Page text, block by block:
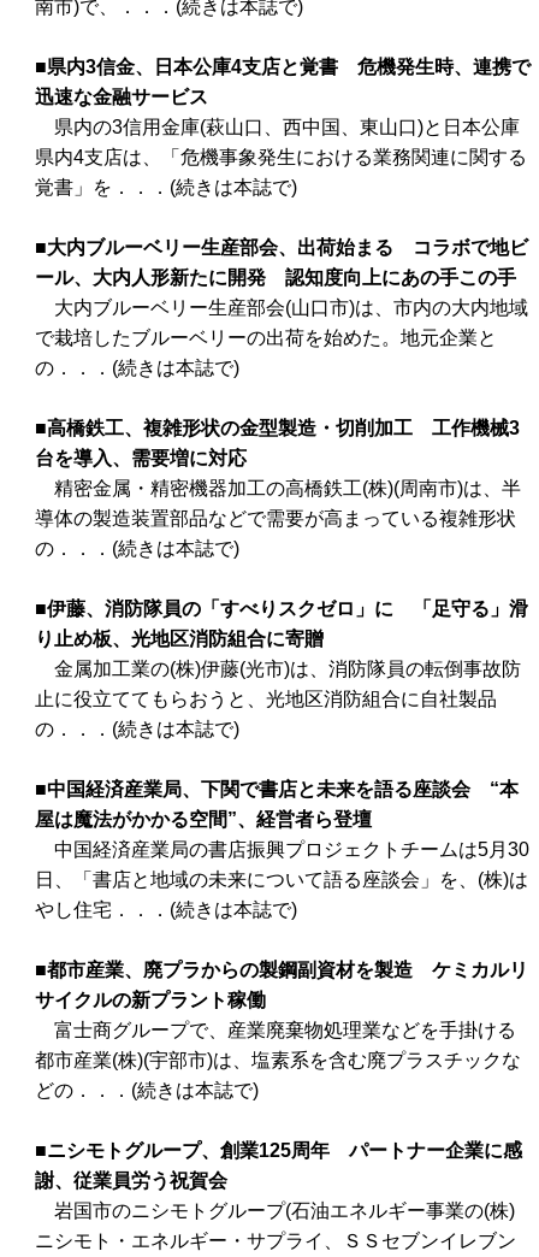
南市)で、．．．(続きは本誌で)
■県内3信金、日本公庫4支店と覚書 危機発生時、連携で
迅速な金融サービス
県内の3信用金庫(萩山口、西中国、東山口)と日本公庫
県内4支店は、「危機事象発生における業務関連に関する
覚書」を．．．(続きは本誌で)
■大内ブルーベリー生産部会、出荷始まる コラボで地ビ
ール、大内人形新たに開発 認知度向上にあの手この手
大内ブルーベリー生産部会(山口市)は、市内の大内地域
で栽培したブルーベリーの出荷を始めた。地元企業と
の．．．(続きは本誌で)
■高橋鉄工、複雑形状の金型製造・切削加工 工作機械3
台を導入、需要増に対応
精密金属・精密機器加工の高橋鉄工(株)(周南市)は、半
導体の製造装置部品などで需要が高まっている複雑形状
の．．．(続きは本誌で)
■伊藤、消防隊員の「すべりスクゼロ」に 「足守る」滑
り止め板、光地区消防組合に寄贈
金属加工業の(株)伊藤(光市)は、消防隊員の転倒事故防
止に役立ててもらおうと、光地区消防組合に自社製品
の．．．(続きは本誌で)
■中国経済産業局、下関で書店と未来を語る座談会 “本
屋は魔法がかかる空間”、経営者ら登壇
中国経済産業局の書店振興プロジェクトチームは5月30
日、「書店と地域の未来について語る座談会」を、(株)は
やし住宅．．．(続きは本誌で)
■都市産業、廃プラからの製鋼副資材を製造 ケミカルリ
サイクルの新プラント稼働
富士商グループで、産業廃棄物処理業などを手掛ける
都市産業(株)(宇部市)は、塩素系を含む廃プラスチックな
どの．．．(続きは本誌で)
■ニシモトグループ、創業125周年 パートナー企業に感
謝、従業員労う祝賀会
岩国市のニシモトグループ(石油エネルギー事業の(株)
ニシモト・エネルギー・サプライ、ＳＳセブンイレブン